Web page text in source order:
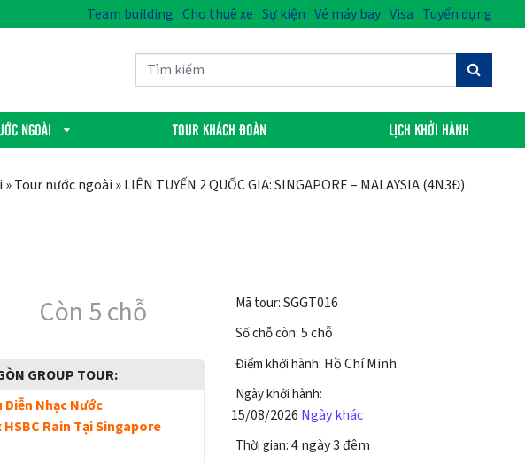
Team building Cho thuê xe Sự kiện Vé máy bay Visa Tuyển dụng
NGOÀI TOUR KHÁCH ĐOÀN LỊCH KHỞI HÀNH
»Tour nước ngoài »LIÊN TUYẾN 2 QUỐC GIA: SINGAPORE – MALAYSIA (4N3Đ)
Còn 5 chỗ
GROUP TOUR:
Nhạc Nước
Rain Tại Singapore
Mã tour:SGGT016
Số chỗ còn:5 chỗ
Điểm khởi hành: Hồ Chí Minh
Ngày khởi hành:
15/08/2026 Ngày khác
Thời gian:4 ngày 3 đêm